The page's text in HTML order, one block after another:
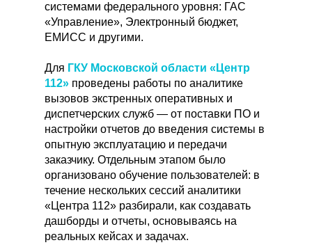
системами федерального уровня: ГАС
«Управление», Электронный бюджет,
ЕМИСС и другими.
Для ГКУ Московской области «Центр
112» проведены работы по аналитике
вызовов экстренных оперативных и
диспетчерских служб — от поставки ПО и
настройки отчетов до введения системы в
опытную эксплуатацию и передачи
заказчику. Отдельным этапом было
организовано обучение пользователей: в
течение нескольких сессий аналитики
«Центра 112» разбирали, как создавать
дашборды и отчеты, основываясь на
реальных кейсах и задачах.